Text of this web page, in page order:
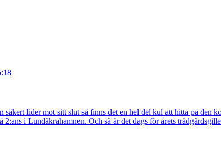
säkert lider mot sitt slut så finns det en hel del kul att hitta på
i Lundåkrahamnen. Och så är det dags för årets